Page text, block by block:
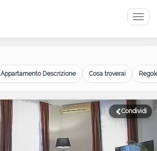
Menu
Appartamento Descrizione Cosa troverai
Condividi